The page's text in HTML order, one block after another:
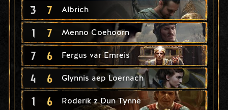
3 7 Albrich
1 7 Menno Coehoorn
7 6 Fergus var Emreis
4 6 Glynnis aep Loernach
1 6 Roderik z Dun Tynne